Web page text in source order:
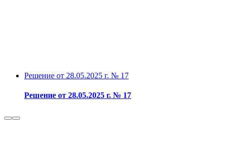
Решение от 28.05.2025 г. № 17
Решение от 28.05.2025 г. № 17